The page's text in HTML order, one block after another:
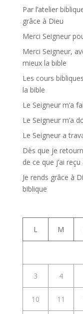
Par l’atelier
grâce à Dieu
Merci Seigneur
Merci Seigneur,
mieux la bible
Les cours
la bible
Le Seigneur m’a
Le Seigneur m’a
Le Seigneur a
Dès que je
de ce que j’ai reçu
Je rends grâce à
biblique
L M
3 4
10 11